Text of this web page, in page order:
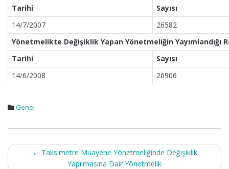
Tarihi
Sayısı
14/7/2007
26582
Yönetmelikte Değişiklik Yapan Yönetmeliğin Yayımlandığı
Tarihi
Sayısı
14/6/2008
26906
Genel
Post
navigation
← Taksimetre Muayene Yönetmeliğinde Değişiklik
Yapılmasına Dair Yönetmelik